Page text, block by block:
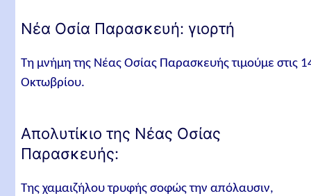
Νέα Οσία Παρασκευή: γιορτή
Τη μνήμη της Νέας Οσίας Παρασκευής τιμούμε στις
Οκτωβρίου.
Απολυτίκιο της Νέας Οσίας
Παρασκευής:
Της χαμαιζήλου τρυφής σοφώς την απόλαυσιν,